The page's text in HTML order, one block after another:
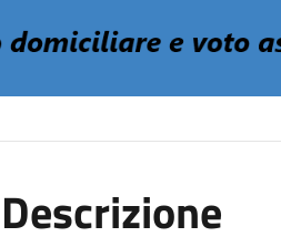
Descrizione